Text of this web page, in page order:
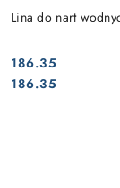
Lina do nart
Cena:
186.35
Cena:
186.35